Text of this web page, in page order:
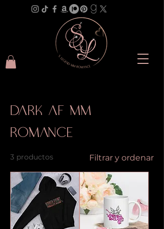
Dark AF MM
Romance
3 productos Filtrar y ordenar